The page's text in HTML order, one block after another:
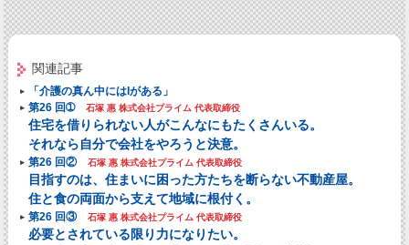
関連記事
「介護の真ん中にはIがある」
第26 回➀
石塚 惠 株式会社プライム 代表取締役
住宅を借りられない人がこんなにもたくさんいる。
それなら自分で会社をやろうと決意。
第26 回② 石塚 惠 株式会社プライム 代表取締役
目指すのは、住まいに困った方たちを断らない不動産屋。
住と食の両面から支えて地域に根付く。
第26 回③ 石塚 惠 株式会社プライム 代表取締役
必要とされている限り力になりたい。